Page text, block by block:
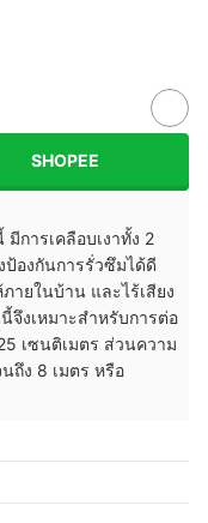
SHOPEE
การเคลือบเงาทั้ง 2
องกันการรั่วซึมได้ดี
ายในบ้าน และไร้เสียง
งเหมาะสำหรับการต่อ
เซนติเมตร ส่วนความ
ถึง 8 เมตร หรือ